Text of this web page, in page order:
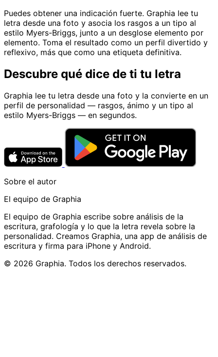
Puedes obtener una indicación fuerte. Graphia lee tu
letra desde una foto y asocia los rasgos a un tipo al
estilo Myers-Briggs, junto a un desglose elemento por
elemento. Toma el resultado como un perfil divertido y
reflexivo, más que como una etiqueta definitiva.
Descubre qué dice de ti tu letra
Graphia lee tu letra desde una foto y la convierte en un
perfil de personalidad — rasgos, ánimo y un tipo al
estilo Myers-Briggs — en segundos.
Sobre el autor
El equipo de Graphia
El equipo de Graphia escribe sobre análisis de la
escritura, grafología y lo que la letra revela sobre la
personalidad. Creamos Graphia, una app de análisis de
escritura y firma para iPhone y Android.
© 2026 Graphia. Todos los derechos reservados.